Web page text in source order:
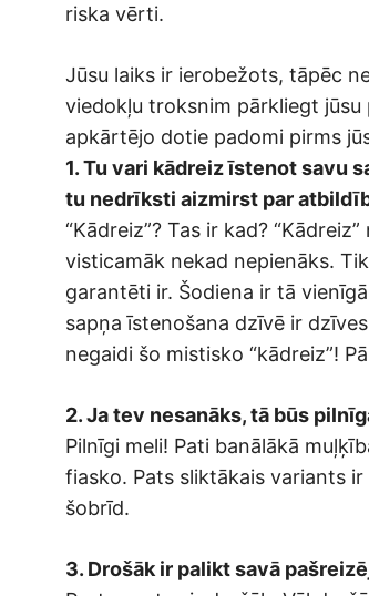
riska vērti.
Jūsu laiks ir ierobežots, tāpēc
viedokļu troksnim pārkliegt jūsu
apkārtējo dotie padomi pirms
1. Tu vari kādreiz īstenot savu
tu nedrīksti aizmirst par
“Kādreiz”? Tas ir kad?
visticamāk nekad nepienāks.
garantēti ir. Šodiena ir tā
sapņa īstenošana dzīvē ir
negaidi šo mistisko “kādreiz”!
2. Ja tev nesanāks, tā būs
Pilnīgi meli! Pati banālākā
fiasko. Pats sliktākais variants
šobrīd.
3. Drošāk ir palikt savā